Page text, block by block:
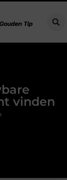
vinden